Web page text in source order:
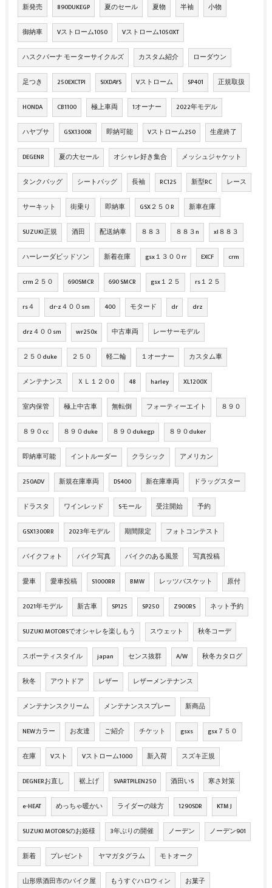
新発売 890DUKEGP 夏のセール 夏物 半袖 小物
御納車 Vストローム1050 Vストローム1050XT
ハスクバーナ モーターサイクルズ カスタム紹介 ローダウン
足つき 250EXCTPI SIXDAYS Vストローム SP401 正規取扱
HONDA CB1100 極上車両 1オーナー 2022年モデル
ハヤブサ GSX1300R 即納可能 Vストローム250 生産終了
DEGENR 夏の大セール オシャレ好き集合 メッシュジャケット
タンクバッグ シートバッグ 長袖 RC125 新型RC レース
サーキット 街乗り 即納車 GSX２５０R 新車在庫
SUZUKI正規 酒田 配送納車 ８８３ ８８３n xl８８３
ハーレーダビッドソン 新着在庫 gsx１３００rr EXCF crm
crm２５０ 690SMCR 690 SMCR gsx１２５ rs１２５
rs４ dr-z４００sm 400 モタード dr drz
drz４００sm wr250x 中古車両 レーサーモデル
２５０duke ２５０ 軽二輪 １オーナー カスタム車
メンテナンス ＸＬ１２０0 48 harley XL1200X
室内保管 極上中古車 無転倒 フォーティーエイト ８９０
８９０cc ８９０duke ８９０dukegp ８９０duker
即納車可能 イントルーダー クラシック アメリカン
250ADV 新規在庫車両 DS400 新在庫車両 ドラッグスター
ドラスタ ワインレッド Sモール 受注開始 予約
GSX1300RR 2023年モデル 期間限定 フォトコンテスト
バイクフォト バイク写真 バイクのある風景 写真投稿
愛車 愛車投稿 S1000RR BMW レッツバスケット 原付
2021年モデル 新古車 SP125 SP250 Z900RS ネット予約
SUZUKI MOTORSでオシャレを楽しもう スウェット 秋冬コーデ
スポーティスタイル japan センス抜群 A/W 秋冬カタログ
秋冬 アウトドア レザー レザーメンテナンス
メンテナンスクリーム メンテナンススプレー 新商品
NEWカラー お友達 ご紹介 チケット gsxs gsx７５０
在庫 Vスト Vストローム1000 新入荷 スズキ正規
DEGNERお直し 裾上げ SVARTPILEN250 酒田いS 寒さ対策
e-HEAT めっちゃ暖かい ライダーの味方 1290SDR KTM J
SUZUKI MOTORSのお姫様 3年ぶりの開催 ノーデン ノーデン901
新着 プレゼント ヤマガタグラム モトオーク
山形県酒田市のバイク屋 もうすぐハロウィン お菓子